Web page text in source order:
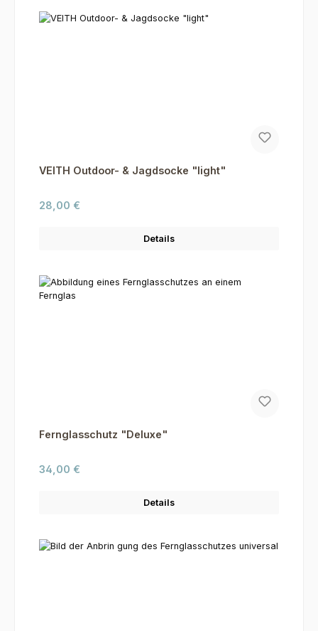
VEITH Outdoor- & Jagdsocke "light"
Regulärer Preis:
28,00 €
Details
Fernglasschutz "Deluxe"
Regulärer Preis:
34,00 €
Details